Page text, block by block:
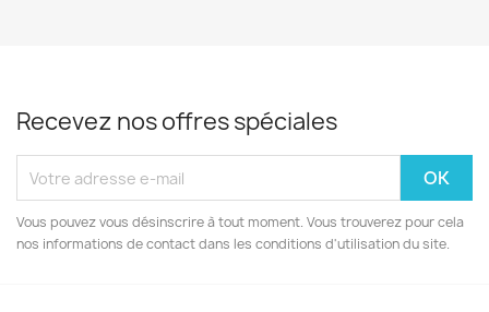
Recevez nos offres spéciales
Vous pouvez vous désinscrire à tout moment. Vous trouverez pour cela
nos informations de contact dans les conditions d'utilisation du site.